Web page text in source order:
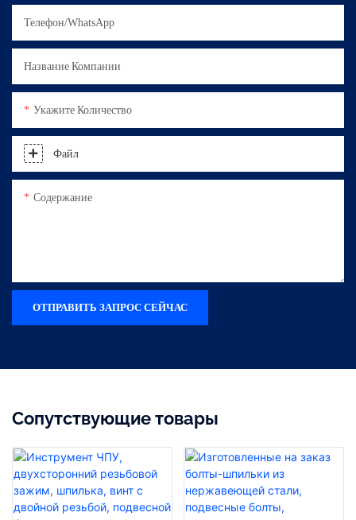
Телефон/WhatsApp
Название Компании
Укажите Количество
Файл
Содержание
ОТПРАВИТЬ ЗАПРОС СЕЙЧАС
Сопутствующие товары